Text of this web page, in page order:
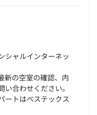
シャルインターネッ
新の空室の確認、内
合わせください。
ートはベステックス